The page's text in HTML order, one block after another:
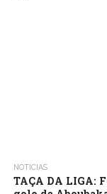
NOTICIAS
TAÇA DA LIGA: